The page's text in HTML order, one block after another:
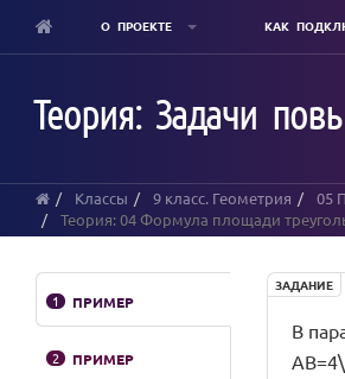
content
О ПРОЕКТЕ КАК
Теория: Задачи
Классы 9 класс. Геометрия
05
Теория: 04 Формула площади
1 ПРИМЕР
2 ПРИМЕР
ЗАДАНИЕ
В